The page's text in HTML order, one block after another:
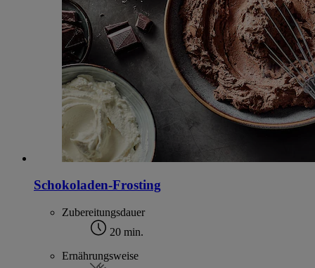
Schokoladen-Frosting
Zubereitungsdauer
20 min.
Ernährungsweise